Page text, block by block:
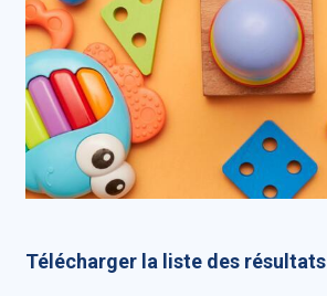
Télécharger la liste des résultats